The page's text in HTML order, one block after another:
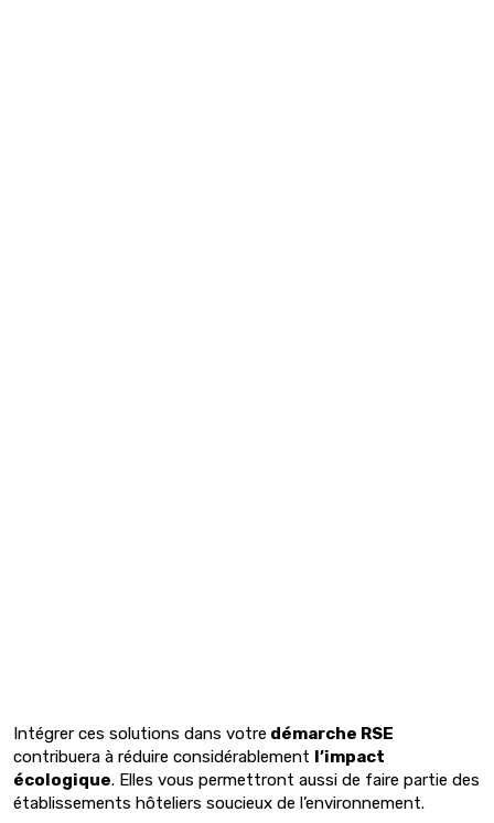
Intégrer ces solutions dans votre démarche RSE
contribuera à réduire considérablement l’impact
écologique. Elles vous permettront aussi de faire partie des
établissements hôteliers soucieux de l’environnement.